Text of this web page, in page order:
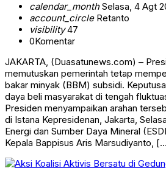
calendar_monthSelasa, 4 Agt
account_circleRetanto
visibility47
0Komentar
JAKARTA, (Duasatunews.com) –
memutuskan pemerintah tetap
bakar minyak (BBM) subsidi.
daya beli masyarakat di tengah
Presiden menyampaikan arahan
di Istana Kepresidenan, Jakarta,
Energi dan Sumber Daya Mineral
Kepala Bappisus Aris Marsudiyanto,